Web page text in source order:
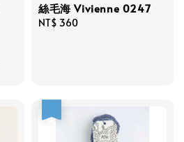
絲毛海 Vivienne 0247
Regular
NT$ 360